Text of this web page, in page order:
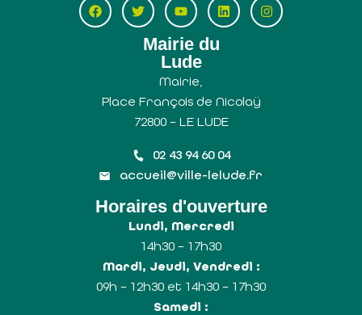
Mairie du
Lude
Mairie,
Place François de Nicolaÿ
72800 – LE LUDE
02 43 94 60 04
accueil@ville-lelude.fr
Horaires d'ouverture
Lundi, Mercredi
14h30 – 17h30
Mardi, Jeudi, Vendredi :
09h – 12h30 et 14h30 – 17h30
Samedi :